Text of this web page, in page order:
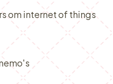
om internet of things